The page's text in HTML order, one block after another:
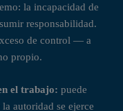
la incapacidad de
responsabilidad.
de control — a
propio.
el trabajo: puede
autoridad se ejerce